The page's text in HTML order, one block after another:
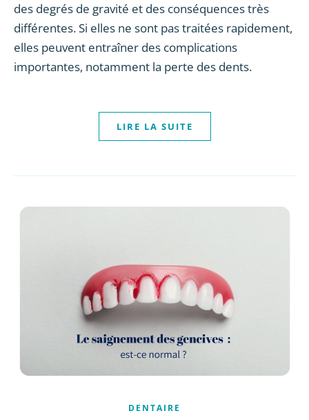
des degrés de gravité et des conséquences très
différentes. Si elles ne sont pas traitées rapidement,
elles peuvent entraîner des complications
importantes, notamment la perte des dents.
LIRE LA SUITE
DENTAIRE